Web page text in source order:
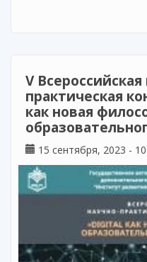
V
практическая
как новая
15 сентября, 2023 -